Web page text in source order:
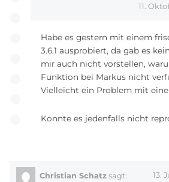
11.
Habe es gestern mit einem
3.6.1 ausprobiert, da gab es
mir auch nicht vorstellen,
Funktion bei Markus nicht
Vielleicht ein Problem mit
Konnte es jedenfalls nicht
Christian Schatz sagt: 13.